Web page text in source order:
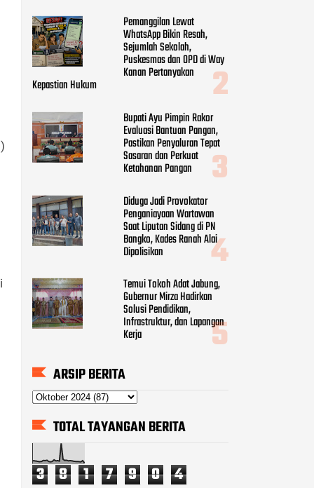
Pemanggilan Lewat
WhatsApp Bikin Resah,
Sejumlah Sekolah,
Puskesmas dan OPD di Way
Kanan Pertanyakan
Kepastian Hukum
Bupati Ayu Pimpin Rakor
Evaluasi Bantuan Pangan,
Pastikan Penyaluran Tepat
Sasaran dan Perkuat
Ketahanan Pangan
Diduga Jadi Provokator
Penganiayaan Wartawan
Saat Liputan Sidang di PN
Bangko, Kades Ranah Alai
Dipolisikan
Temui Tokoh Adat Jabung,
Gubernur Mirza Hadirkan
Solusi Pendidikan,
Infrastruktur, dan Lapangan
Kerja
ARSIP BERITA
TOTAL TAYANGAN BERITA
3 8 1 7 9 0 4